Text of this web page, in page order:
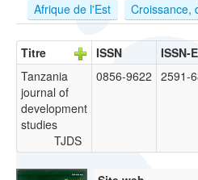
Afrique de l'Est
Croissance,
Titre ISSN ISSN-E
Tanzania
journal of
development
studies
TJDS
0856-9622 2591-